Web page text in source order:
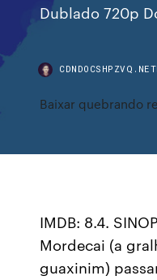
Dublado 720p
Baixar quebrando
IMDB: 8.4.
Mordecai (a
guaxinim)